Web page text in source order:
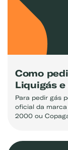
Como
Liquigás e
Para pedir gás
oficial da
2000 ou